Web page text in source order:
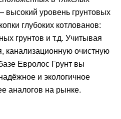
высокий уровень грунтовых
глубоких котлованов:
грунтов и т.д. Учитывая
канализационную очистную
Евролос Грунт вы
и экологичное
аналогов на рынке.